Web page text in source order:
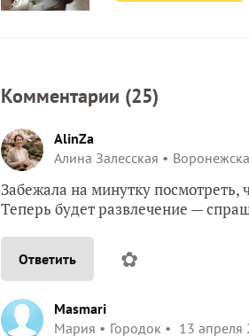
Комментарии (25)
AlinZa
Алина Залесская
Забежала на минутку посмотреть,
Теперь будет развлечение —
Ответить ✿
Masmari
Мария
Городок 13 апреля